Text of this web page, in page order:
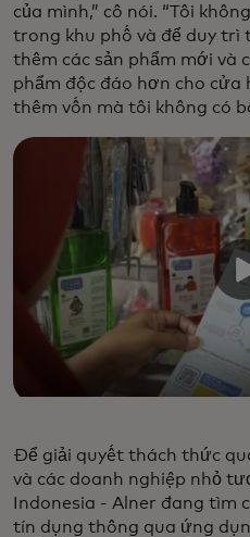
của mình,” cô nói. “Tôi
trong khu phố và để duy trì
thêm các sản phẩm mới và
phẩm độc đáo hơn cho cửa
thêm vốn mà tôi không có
Để giải quyết thách thức
và các doanh nghiệp nhỏ
Indonesia - Alner đang tìm
tín dụng thông qua ứng